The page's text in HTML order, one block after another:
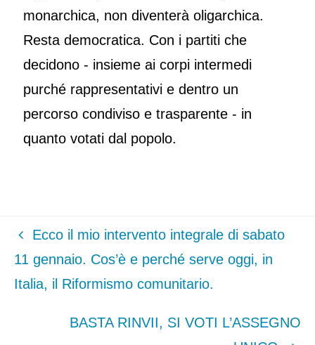
monarchica, non diventerà oligarchica.
Resta democratica. Con i partiti che
decidono - insieme ai corpi intermedi
purché rappresentativi e dentro un
percorso condiviso e trasparente - in
quanto votati dal popolo.
Ecco il mio intervento integrale di sabato
11 gennaio. Cos’è e perché serve oggi, in
Italia, il Riformismo comunitario.
BASTA RINVII, SI VOTI L’ASSEGNO